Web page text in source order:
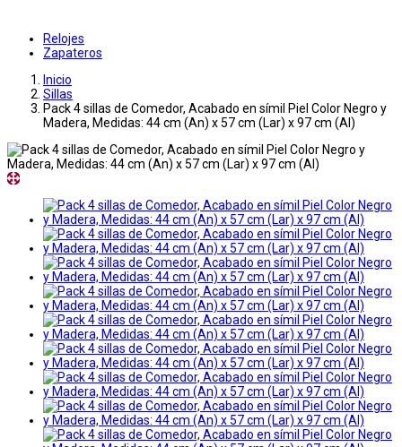
Relojes
Zapateros
Inicio
Sillas
Pack 4 sillas de Comedor, Acabado en símil Piel Color Negro y
Madera, Medidas: 44 cm (An) x 57 cm (Lar) x 97 cm (Al)